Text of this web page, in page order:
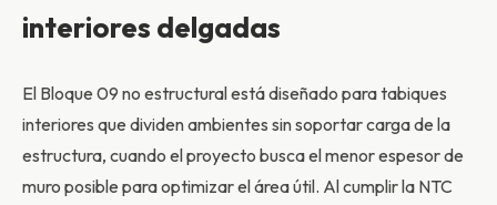
interiores delgadas
El Bloque 09 no estructural está diseñado para tabiques
interiores que dividen ambientes sin soportar carga de la
estructura, cuando el proyecto busca el menor espesor de
muro posible para optimizar el área útil. Al cumplir la NTC